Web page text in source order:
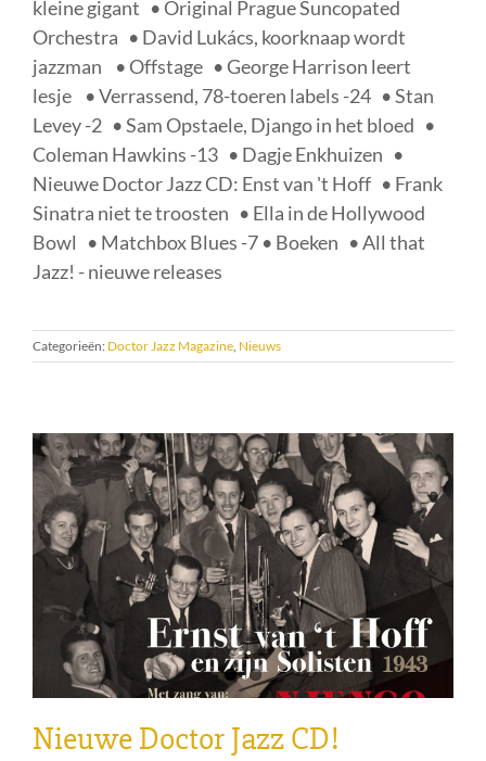
kleine gigant • Original Prague Suncopated
Orchestra • David Lukács, koorknaap wordt
jazzman • Offstage • George Harrison leert
lesje • Verrassend, 78-toeren labels -24 • Stan
Levey -2 • Sam Opstaele, Django in het bloed •
Coleman Hawkins -13 • Dagje Enkhuizen •
Nieuwe Doctor Jazz CD: Enst van 't Hoff • Frank
Sinatra niet te troosten • Ella in de Hollywood
Bowl • Matchbox Blues -7 • Boeken • All that
Jazz! - nieuwe releases
Categorieën: Doctor Jazz Magazine Nieuws
Nieuwe Doctor Jazz CD!